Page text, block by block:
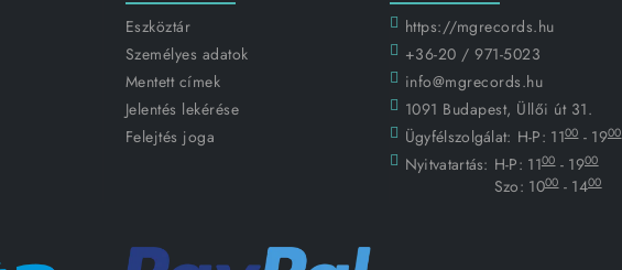
Eszköztár
Személyes adatok
Mentett címek
Jelentés lekérése
Felejtés joga
https://mgrecords.hu
+36-20 / 971-5023
info@mgrecords.hu
1091 Budapest, Üllői út 31.
Ügyfélszolgálat: H-P: 1100- 1900
Nyitvatartás: H-P: 1100- 1900
Szo: 1000- 1400